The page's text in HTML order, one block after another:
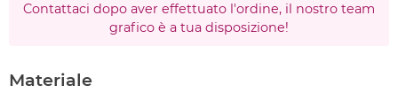
Contattaci dopo aver effettuato l'ordine, il nostro team
grafico è a tua disposizione!
Materiale